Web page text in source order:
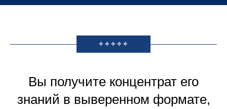
✧✧✧✧✧
Вы получите концентрат его
знаний в выверенном формате,